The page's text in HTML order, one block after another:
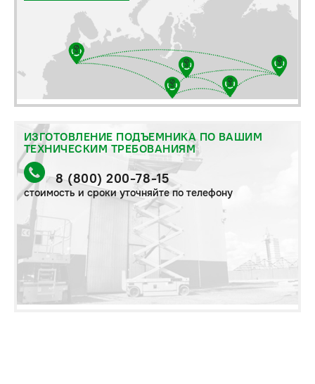
ИЗГОТОВЛЕНИЕ ПОДЪЕМНИКА ПО ВАШИМ
ТЕХНИЧЕСКИМ ТРЕБОВАНИЯМ
8 (800) 200-78-15
стоимость и сроки уточняйте по телефону